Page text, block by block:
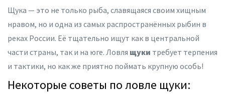
Щука — это не только рыба, славящаяся своим хищным
нравом, но и одна из самых распространённых рыбин в
реках России. Её тщательно ищут как в центральной
части страны, так и на юге. Ловля щуки требует терпения
и тактики, но как же приятно поймать крупную особь!
Некоторые советы по ловле щуки: